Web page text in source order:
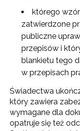
którego
zatwierdzone
publiczne
przepisów i
blankietu tego
w przepisach
Świadectwa
który zawiera
wymagane dla
opatruje się też